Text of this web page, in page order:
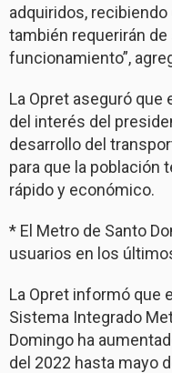
adquiridos,
también requerirán
funcionamiento”,
La Opret aseguró
del interés del
desarrollo del
para que la población
rápido y económico.
* El Metro de Santo
usuarios en los
La Opret informó que
Sistema Integrado
Domingo ha
del 2022 hasta mayo